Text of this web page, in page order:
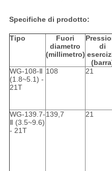
Specifiche di prodotto:
Tipo
Fuori
diametro
(millimetro)
di
WG-108-Ⅱ
(1.8~5.1) -
21T
108 21
WG-139.7-
Ⅱ (3.5~9.6)
- 21T
139,7 21